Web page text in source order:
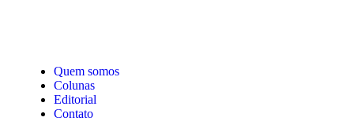
Quem somos
Colunas
Editorial
Contato